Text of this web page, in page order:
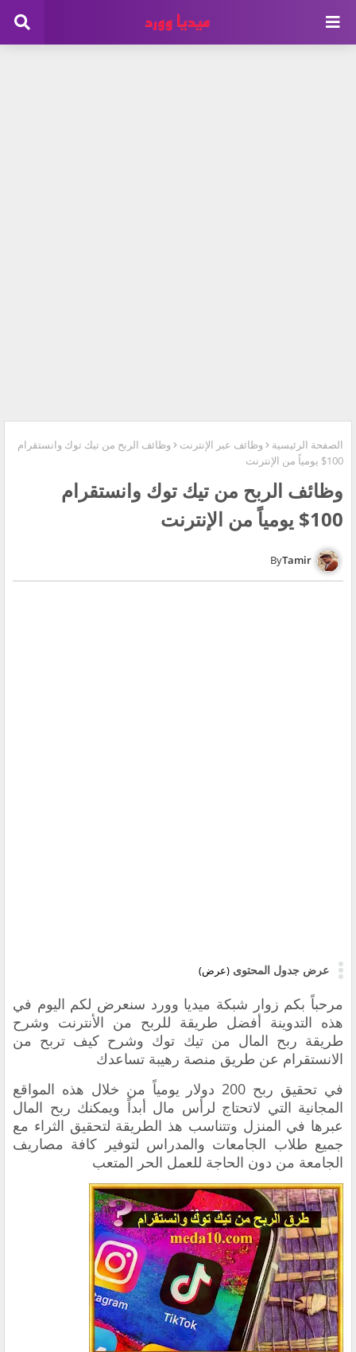
الصفحة الرئيسية وظائف عبر الإنترنت
وظائف الربح من تيك توك وانستقرام
100$ يومياً من الإنترنت
وظائف الربح من تيك توك وانستقرام
100$ يومياً من الإنترنت
Tamir
عرض جدول المحتوى (عرض)
مرحباً بكم زوار شبكة ميديا وورد سنعرض لكم اليوم في
هذه التدوينة أفضل طريقة للربح من الأنترنت وشرح
طريقة ربح المال من تيك توك وشرح كيف تربح من
الانستقرام عن طريق منصة رهيبة تساعدك
في تحقيق ربح 200 دولار يومياً من خلال هذه المواقع
المجانية التي لاتحتاج لرأس مال أبداً ويمكنك ربح المال
عبرها في المنزل وتتناسب هذ الطريقة لتحقيق الثراء مع
جميع طلاب الجامعات والمدراس لتوفير كافة مصاريف
الجامعة من دون الحاجة للعمل الحر المتعب